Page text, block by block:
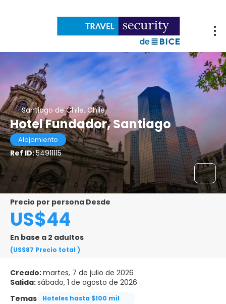
Santiago de Chile, Chile
Hotel Fundador, Santiago
Alojamiento
Ref ID:54911115
Precio por persona Desde
US$44
En base a 2 adultos
(US$87 Precio total )
Creado:martes, 7 de julio de 2026
Salida:sábado, 1 de agosto de 2026
Temas
Hoteles hasta $100 mil